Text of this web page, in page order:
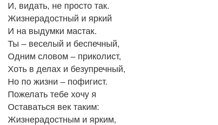
И, видать, не просто так.
Жизнерадостный и яркий
И на выдумки мастак.
Ты – веселый и беспечный,
Одним словом – приколист,
Хоть в делах и безупречный,
Но по жизни – пофигист.
Пожелать тебе хочу я
Оставаться век таким:
Жизнерадостным и ярким,